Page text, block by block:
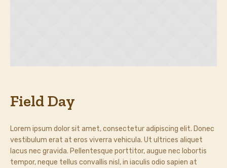
Field Day
Lorem ipsum dolor sit amet, consectetur adipiscing elit. Donec
vestibulum erat at eros viverra vehicula. Ut ultrices aliquet
lacus nec gravida. Pellentesque porttitor, augue nec lobortis
tempor, neque tellus convallis nisl, in iaculis odio sapien at